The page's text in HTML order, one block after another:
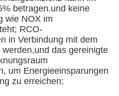
betragen.und keine
wie NOX im
RCO-
in Verbindung mit dem
das gereinigte
um Energieeinsparungen
zu erreichen;